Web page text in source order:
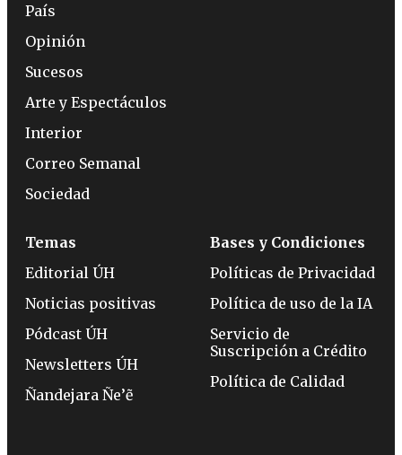
País
Opinión
Sucesos
Arte y Espectáculos
Interior
Correo Semanal
Sociedad
Temas
Editorial ÚH
Noticias positivas
Pódcast ÚH
Newsletters ÚH
Ñandejara Ñe’ẽ
Bases y Condiciones
Políticas de Privacidad
Política de uso de la IA
Servicio de
Suscripción a Crédito
Política de Calidad